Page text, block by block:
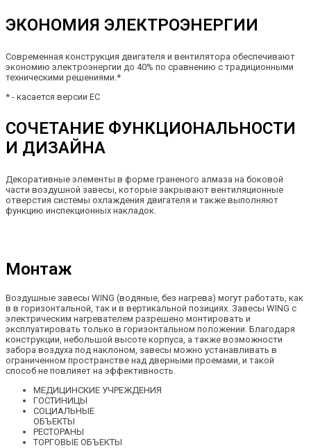
ЭКОНОМИЯ ЭЛЕКТРОЭНЕРГИИ
Современная конструкция двигателя и вентилятора обеспечивают
экономию электроэнергии до 40% по сравнению с традиционными
техническими решениями.*
* - касается версии EC
СОЧЕТАНИЕ ФУНКЦИОНАЛЬНОСТИ
И ДИЗАЙНА
Декоративные элементы в форме граненого алмаза на боковой
части воздушной завесы, которые закрывают вентиляционные
отверстия системы охлаждения двигателя и также выполняют
функцию инспекционных накладок.
Монтаж
Воздушные завесы WING (водяные, без нагрева) могут работать, как
в в горизонтальной, так и в вертикальной позициях. Завесы WING c
электрическим нагревателем разрешено монтировать и
эксплуатировать только в горизонтальном положении. Благодаря
конструкции, небольшой высоте корпуса, а также возможности
забора воздуха под наклоном, завесы можно устанавливать в
ограниченном пространстве над дверными проемами, и такой
способ не повлияет на эффективность.
МЕДИЦИНСКИЕ УЧРЕЖДЕНИЯ
ГОСТИНИЦЫ
СОЦИАЛЬНЫЕ
ОБЪЕКТЫ
РЕСТОРАНЫ
ТОРГОВЫЕ ОБЪЕКТЫ